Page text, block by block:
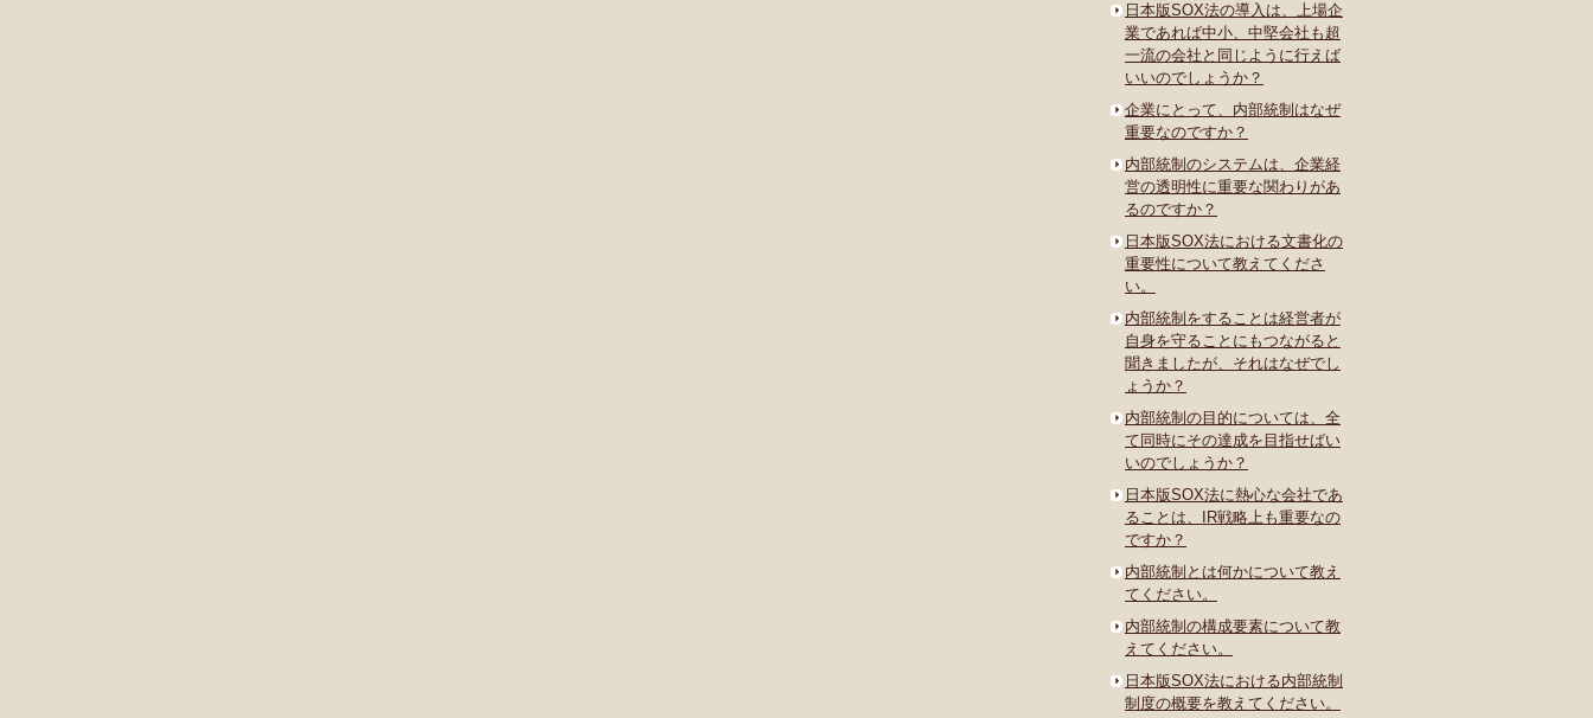
日本版SOX法の導入は、上場企
業であれば中小、中堅会社も超
一流の会社と同じように行えば
いいのでしょうか？
企業にとって、内部統制はなぜ
重要なのですか？
内部統制のシステムは、企業経
営の透明性に重要な関わりがあ
るのですか？
日本版SOX法における文書化の
重要性について教えてくださ
い。
内部統制をすることは経営者が
自身を守ることにもつながると
聞きましたが、それはなぜでし
ょうか？
内部統制の目的については、全
て同時にその達成を目指せばい
いのでしょうか？
日本版SOX法に熱心な会社であ
ることは、IR戦略上も重要なの
ですか？
内部統制とは何かについて教え
てください。
内部統制の構成要素について教
えてください。
日本版SOX法における内部統制
制度の概要を教えてください。